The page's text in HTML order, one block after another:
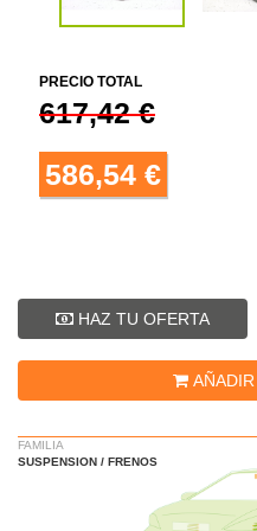
PRECIO TOTAL
617,42 €
586,54 €
HAZ TU OFERTA
AÑADIR
FAMILIA
SUSPENSION / FRENOS